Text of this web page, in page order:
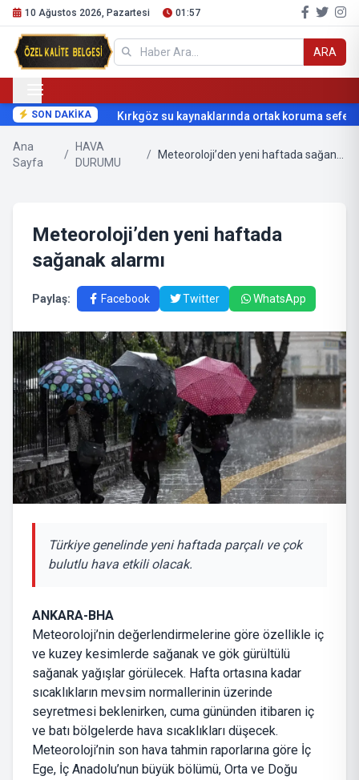
10 Ağustos 2026, Pazartesi 01:57
ARA
SON DAKİKA Kırkgöz su kaynaklarında ortak koruma
Ana
Sayfa
/
HAVA
DURUMU
/
Meteoroloji’den yeni haftada
sağanak alarmı
Paylaş: Facebook Twitter WhatsApp
Türkiye genelinde yeni haftada parçalı ve çok
bulutlu hava etkili olacak.
ANKARA-BHA
Meteoroloji’nin değerlendirmelerine göre özellikle iç
ve kuzey kesimlerde sağanak ve gök gürültülü
sağanak yağışlar görülecek. Hafta ortasına kadar
sıcaklıkların mevsim normallerinin üzerinde
seyretmesi beklenirken, cuma gününden itibaren iç
ve batı bölgelerde hava sıcaklıkları düşecek.
Meteoroloji’nin son hava tahmin raporlarına göre İç
Ege, İç Anadolu’nun büyük bölümü, Orta ve Doğu